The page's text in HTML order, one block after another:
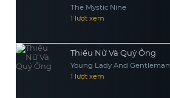
The Mystic Nine
1 lượt xem
Thiếu Nữ Và Quý Ông
Young Lady And Gentleman
1 lượt xem